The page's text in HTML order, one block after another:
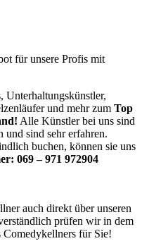
für unsere Profis mit
Unterhaltungskünstler,
und mehr zum Top
Alle Künstler bei uns sind
und sind sehr erfahren.
buchen, können sie uns
069 – 971 972904
auch direkt über unseren
prüfen wir in dem
für Sie!